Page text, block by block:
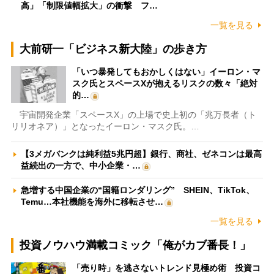
高」「制限値幅拡大」の衝撃 フ…
一覧を見る
大前研一「ビジネス新大陸」の歩き方
「いつ暴発してもおかしくはない」イーロン・マ
スク氏とスペースXが抱えるリスクの数々「絶対
的…
宇宙開発企業「スペースX」の上場で史上初の「兆万長者（ト
リリオネア）」となったイーロン・マスク氏。…
【3メガバンクは純利益5兆円超】銀行、商社、ゼネコンは最高
益続出の一方で、中小企業・…
急増する中国企業の“国籍ロンダリング” SHEIN、TikTok、
Temu…本社機能を海外に移転させ…
一覧を見る
投資ノウハウ満載コミック「俺がカブ番長！」
「売り時」を逃さないトレンド見極め術 投資コ